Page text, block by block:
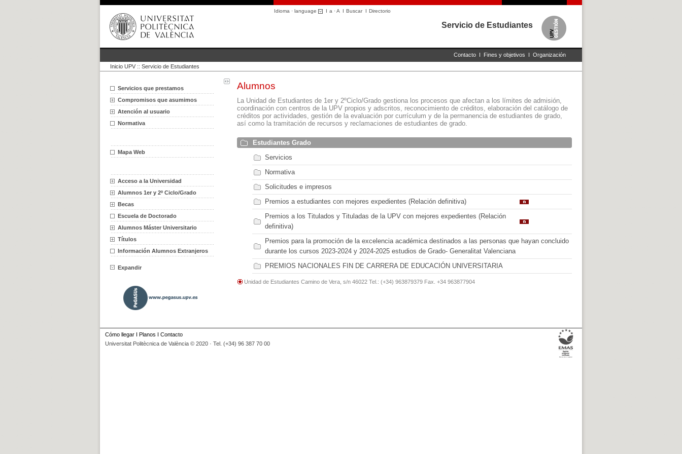
Idioma · language I a ·A I BuscarI Directorio
Servicio de Estudiantes
Contacto I Fines y objetivos I Organización
Inicio UPV :: Servicio de Estudiantes
Servicios que prestamos
Compromisos que asumimos
Atención al usuario
Normativa
Mapa Web
Acceso a la Universidad
Alumnos 1er y 2º Ciclo/Grado
Becas
Escuela de Doctorado
Alumnos Máster Universitario
Títulos
Información Alumnos Extranjeros
Expandir
Alumnos
La Unidad de Estudiantes de 1er y 2ºCiclo/Grado gestiona los procesos que afectan a los límites de admisión,
coordinación con centros de la UPV propios y adscritos, reconocimiento de créditos, elaboración del catálogo de
créditos por actividades, gestión de la evaluación por currículum y de la permanencia de estudiantes de grado,
así como la tramitación de recursos y reclamaciones de estudiantes de grado.
Estudiantes Grado
Servicios
Normativa
Solicitudes e impresos
Premios a estudiantes con mejores expedientes (Relación definitiva)
Premios a los Titulados y Tituladas de la UPV con mejores expedientes (Relación
definitiva)
Premios para la promoción de la excelencia académica destinados a las personas que hayan concluido
durante los cursos 2023-2024 y 2024-2025 estudios de Grado- Generalitat Valenciana
PREMIOS NACIONALES FIN DE CARRERA DE EDUCACIÓN UNIVERSITARIA
Unidad de Estudiantes Camino de Vera, s/n 46022 Tel.: (+34) 963879379 Fax. +34 963877904
Cómo llegar I Planos I Contacto
Universitat Politècnica de València © 2020 · Tel. (+34) 96 387 70 00